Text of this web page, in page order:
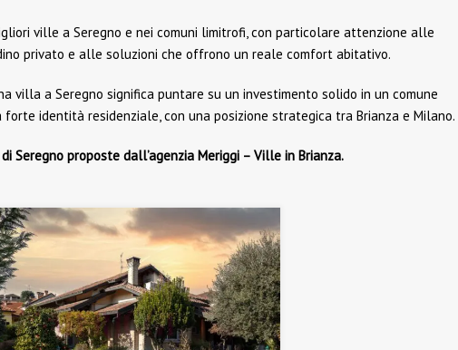
ville a Seregno e nei comuni limitrofi, con particolare attenzione alle
privato e alle soluzioni che offrono un reale comfort abitativo.
villa a Seregno significa puntare su un investimento solido in un comune
identità residenziale, con una posizione strategica tra Brianza e Milano.
Seregno proposte dall’agenzia Meriggi – Ville in Brianza.